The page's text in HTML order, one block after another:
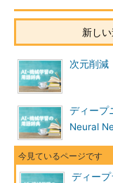
新し
次元削減
ディープ
Neural
ディー